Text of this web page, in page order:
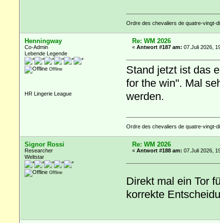
Ordre des chevaliers de quatre-vingt-
Henningway
Co-Admin
Lebende Legende
Offline
HR Lingerie League
Re: WM 2026
«Antwort #187 am: 07.Juli 2026,
Stand jetzt ist das
for the win". Mal
werden.
Ordre des chevaliers de quatre-vingt-
Signor Rossi
Researcher
Weltstar
Offline
Re: WM 2026
«Antwort #188 am: 07.Juli 2026,
Direkt mal ein Tor
korrekte